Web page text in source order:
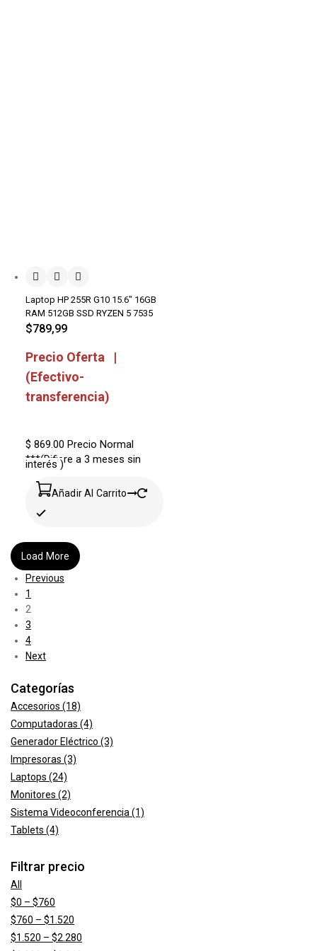
Laptop HP 255R G10 15.6″ 16GB
RAM 512GB SSD RYZEN 5 7535
$789,99
Precio Oferta |
(Efectivo-
transferencia)
$ 869.00 Precio Normal
***(Difiere a 3 meses sin
interés )
Añadir Al Carrito
Load More
Previous
1
2
3
4
Next
Categorías
Accesorios (18)
Computadoras (4)
Generador Eléctrico (3)
Impresoras (3)
Laptops (24)
Monitores (2)
Sistema Videoconferencia (1)
Tablets (4)
Filtrar precio
All
$0 – $760
range:
$0
$760 – $1.520
range:
$1.520 – $2.280